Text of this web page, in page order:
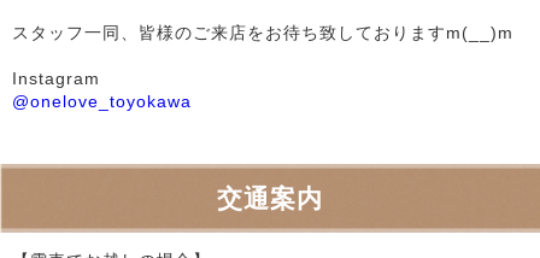
スタッフ一同、皆様のご来店をお待ち致しておりますm(__)m
Instagram
@onelove_toyokawa
交通案内